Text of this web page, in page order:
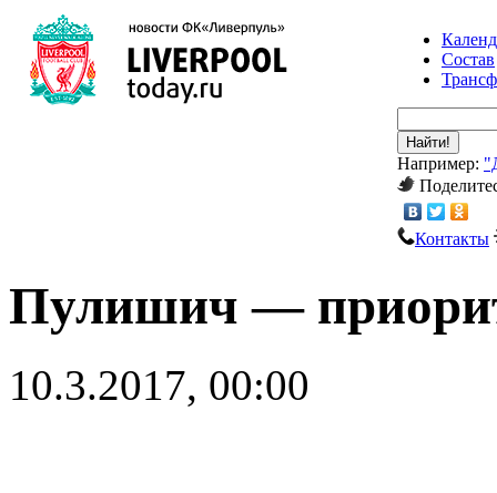
Состав
Найти!
Например:
Контакты
Пулишич —
10.3.2017, 00:00